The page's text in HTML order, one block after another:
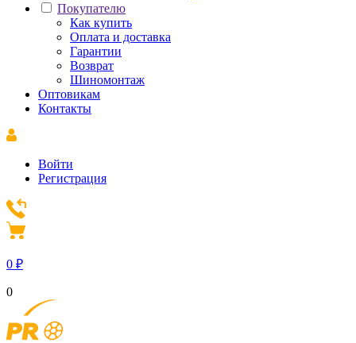
Покупателю
Как купить
Оплата и доставка
Гарантии
Возврат
Шиномонтаж
Оптовикам
Контакты
Войти
Регистрация
0 ₽
0